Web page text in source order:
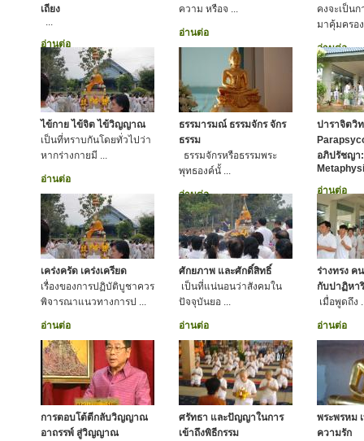
เถียง
...
อ่านต่อ
ความ หรือจ ...
อ่านต่อ
คงจะเป็น
มาคุ้มครอง
อ่านต่อ
ไข้กาย ไข้จิต ไข้วิญญาณ
เป็นที่ทราบกันโดยทั่วไปว่า
หากร่างกายมี ...
อ่านต่อ
ธรรมารมณ์ ธรรมจักร จักร
ธรรม
ธรรมจักรหรือธรรมพระ
พุทธองค์นั้ ...
อ่านต่อ
ปาราจิตวิ
อภิปรัชญา
อ่านต่อ
เคร่งครัด เคร่งเครียด
เรื่องของการปฏิบัติบูชาควร
พิจารณาแนวทางการป ...
อ่านต่อ
ศักยภาพ และศักดิ์สิทธิ์
เป็นที่แน่นอนว่าสังคมใน
ปัจจุบันยอ ...
อ่านต่อ
ร่างทรง ค
กับปาฏิหา
เมื่อพูดถึง
อ่านต่อ
การตอบโต้ตีกลับวิญญาณ
อาถรรพ์ สู่วิญญาณ
ศรัทธา และปัญญาในการ
เข้าถึงพิธีกรรม
พระพรหม
ความรัก